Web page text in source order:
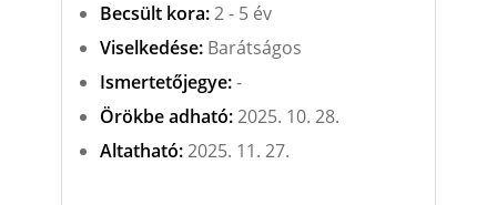
Becsült kora:2 - 5 év
Viselkedése:Barátságos
Ismertetőjegye:-
Örökbe adható:2025. 10. 28.
Altatható:2025. 11. 27.